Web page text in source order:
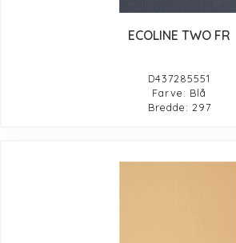
ECOLINE TWO FR
D437285551
Farve: Blå
Bredde: 297